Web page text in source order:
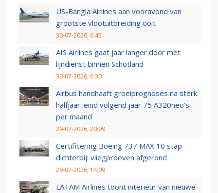
US-Bangla Airlines aan vooravond van
grootste vlootuitbreiding ooit
30-07-2026, 6:45
AIS Airlines gaat jaar langer door met
lijndienst binnen Schotland
30-07-2026, 6:30
Airbus handhaaft groeiprognoses na sterk
halfjaar: eind volgend jaar 75 A320neo’s
per maand
29-07-2026, 20:09
Certificering Boeing 737 MAX 10 stap
dichterbij: vliegproeven afgerond
29-07-2026, 14:09
LATAM Airlines toont interieur van nieuwe